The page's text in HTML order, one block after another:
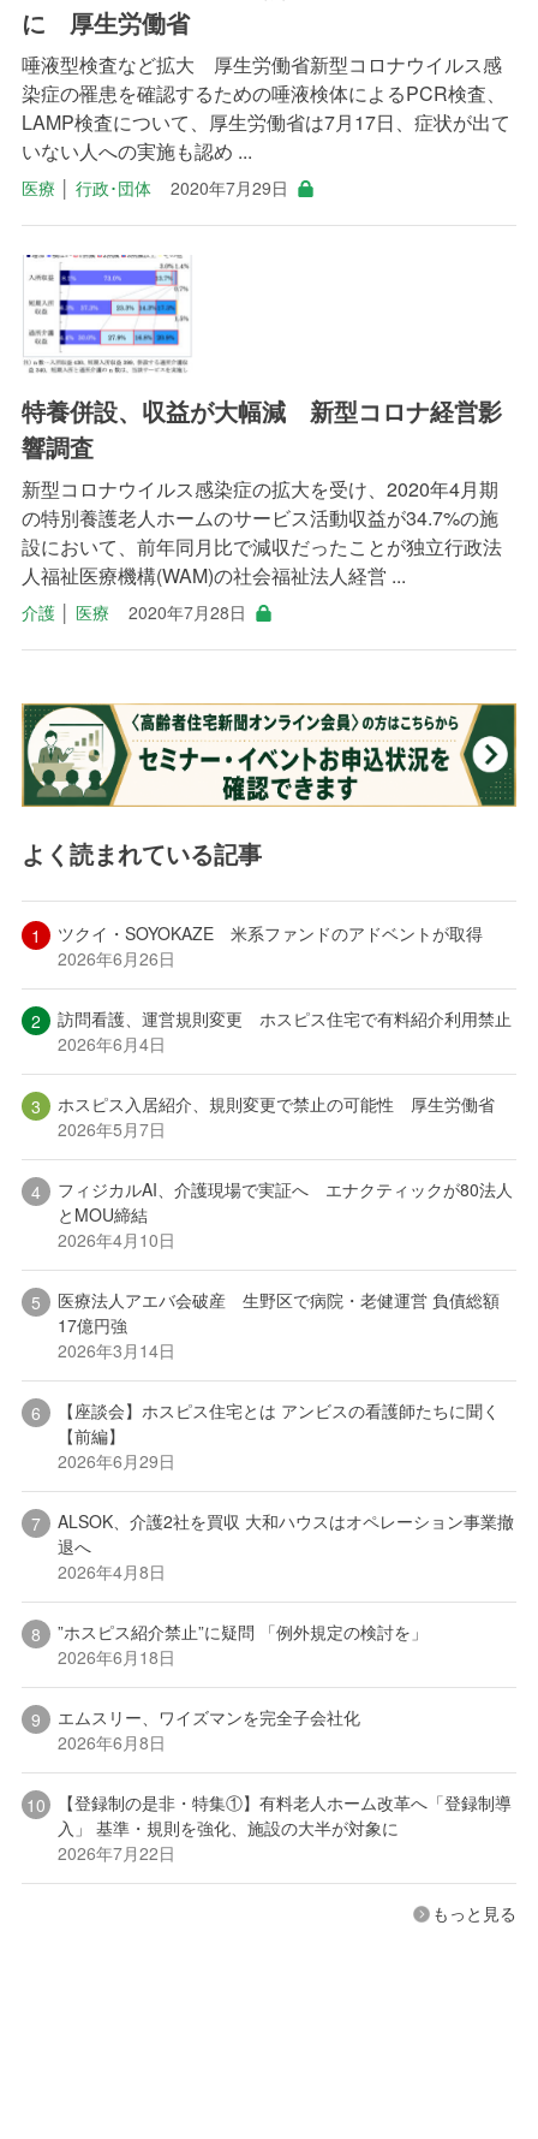
に 厚生労働省
唾液型検査など拡大 厚生労働省新型コロナウイルス感
染症の罹患を確認するための唾液検体によるPCR検査、
LAMP検査について、厚生労働省は7月17日、症状が出て
いない人への実施も認め ...
医療 行政･団体 2020年7月29日
特養併設、収益が大幅減 新型コロナ経営影
響調査
新型コロナウイルス感染症の拡大を受け、2020年4月期
の特別養護老人ホームのサービス活動収益が34.7%の施
設において、前年同月比で減収だったことが独立行政法
人福祉医療機構(WAM)の社会福祉法人経営 ...
介護│ 医療 2020年7月28日
よく読まれている記事
ツクイ・SOYOKAZE 米系ファンドのアドベントが取得
2026年6月26日
訪問看護、運営規則変更 ホスピス住宅で有料紹介利用禁止
2026年6月4日
ホスピス入居紹介、規則変更で禁止の可能性 厚生労働省
2026年5月7日
フィジカルAI、介護現場で実証へ エナクティックが80法人
とMOU締結
2026年4月10日
医療法人アエバ会破産 生野区で病院・老健運営 負債総額
17億円強
2026年3月14日
【座談会】ホスピス住宅とは アンビスの看護師たちに聞く
【前編】
2026年6月29日
ALSOK、介護2社を買収 大和ハウスはオペレーション事業撤
退へ
2026年4月8日
”ホスピス紹介禁止”に疑問 「例外規定の検討を」
2026年6月18日
エムスリー、ワイズマンを完全子会社化
2026年6月8日
【登録制の是非・特集①】有料老人ホーム改革へ「登録制導
入」 基準・規則を強化、施設の大半が対象に
2026年7月22日
もっと見る